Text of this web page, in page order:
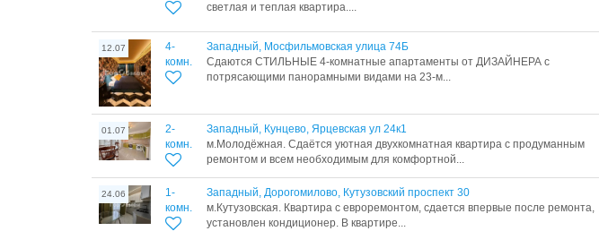
светлая и теплая квартира....
12.07
4-
комн.
Западный, Мосфильмовская улица 74Б
Сдаются СТИЛЬНЫЕ 4-кoмнaтные апартаменты от ДИЗАЙНЕРА с
потрясающими панорамными видами на 23-м...
01.07
2-
комн.
Западный, Кунцево, Ярцевская ул 24к1
м.Молодёжная. Сдаётся уютная двухкомнатная квартира с продуманным
ремонтом и всем необходимым для комфортной...
24.06
1-
комн.
Западный, Дорогомилово, Кутузовский проспект 30
м.Кутузовская. Квартира с евроремонтом, сдается впервые после ремонта,
установлен кондиционер. В квартире...